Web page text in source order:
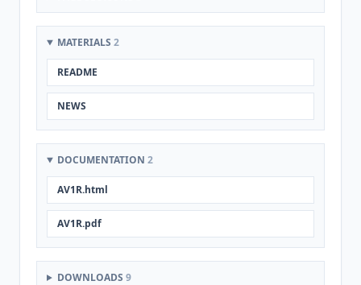
MATERIALS 2
README
NEWS
DOCUMENTATION 2
AV1R.html
AV1R.pdf
DOWNLOADS 9